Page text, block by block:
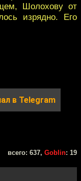
Шолохову от
изрядно. Его
в Telegram
всего: 637, Goblin: 19